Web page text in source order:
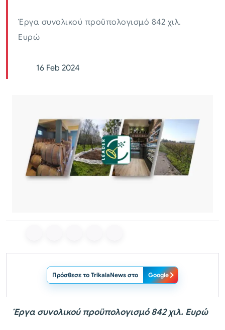
Έργα συνολικού προϋπολογισμό 842 χιλ.
Ευρώ
16 Feb 2024
Πρόσθεσε το TrikalaNews στο Google
Έργα συνολικού προϋπολογισμό 842 χιλ. Ευρώ